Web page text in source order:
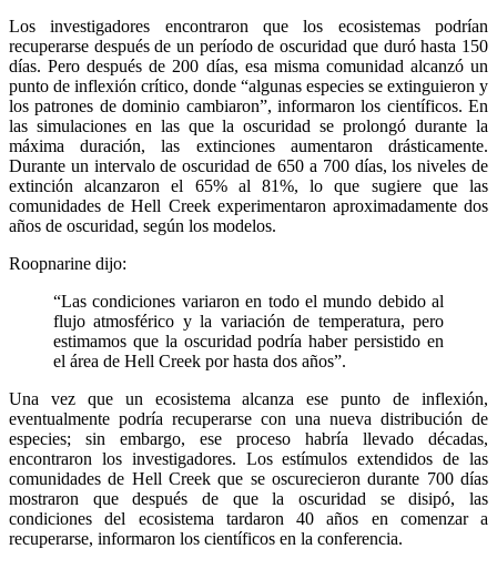
Los investigadores encontraron que los ecosistemas podrían
recuperarse después de un período de oscuridad que duró hasta 150
días. Pero después de 200 días, esa misma comunidad alcanzó un
punto de inflexión crítico, donde “algunas especies se extinguieron y
los patrones de dominio cambiaron”, informaron los científicos. En
las simulaciones en las que la oscuridad se prolongó durante la
máxima duración, las extinciones aumentaron drásticamente.
Durante un intervalo de oscuridad de 650 a 700 días, los niveles de
extinción alcanzaron el 65% al ​​81%, lo que sugiere que las
comunidades de Hell Creek experimentaron aproximadamente dos
años de oscuridad, según los modelos.
Roopnarine dijo:
“Las condiciones variaron en todo el mundo debido al
flujo atmosférico y la variación de temperatura, pero
estimamos que la oscuridad podría haber persistido en
el área de Hell Creek por hasta dos años”.
Una vez que un ecosistema alcanza ese punto de inflexión,
eventualmente podría recuperarse con una nueva distribución de
especies; sin embargo, ese proceso habría llevado décadas,
encontraron los investigadores. Los estímulos extendidos de las
comunidades de Hell Creek que se oscurecieron durante 700 días
mostraron que después de que la oscuridad se disipó, las
condiciones del ecosistema tardaron 40 años en comenzar a
recuperarse, informaron los científicos en la conferencia.